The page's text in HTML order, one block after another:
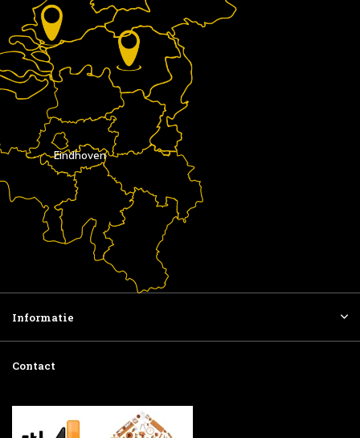
Eindhoven
Informatie
Contact